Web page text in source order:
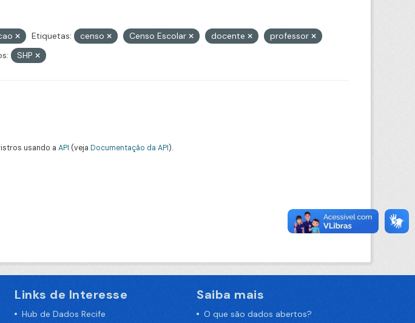
Etiquetas: censo Censo Escolar docente
professor
SHP
usando a API (veja Documentação da API).
Links de Interesse
Hub de Dados Recife
Saiba mais
O que são dados abertos?